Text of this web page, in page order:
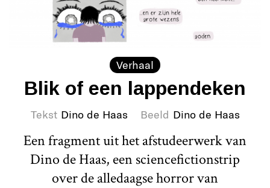
Verhaal
Blik of een lappendeken
Tekst Dino de Haas Beeld Dino de Haas
Een fragment uit het afstudeerwerk van
Dino de Haas, een sciencefictionstrip
over de alledaagse horror van